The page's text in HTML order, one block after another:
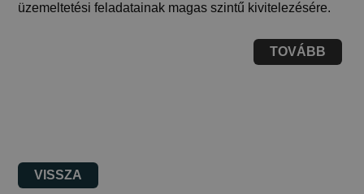
üzemeltetési feladatainak magas szintű kivitelezésére.
TOVÁBB
VISSZA